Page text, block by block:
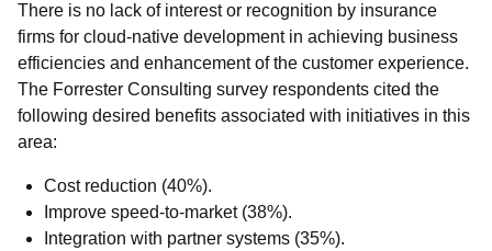
There is no lack of interest or recognition by insurance
firms for cloud-native development in achieving business
efficiencies and enhancement of the customer experience.
The Forrester Consulting survey respondents cited the
following desired benefits associated with initiatives in this
area:
Cost reduction (40%).
Improve speed-to-market (38%).
Integration with partner systems (35%).